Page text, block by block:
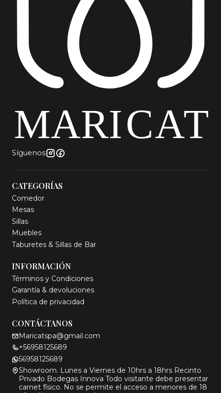
Síguenos
CATEGORÍAS
Comedor
Mesas
Sillas
Muebles
Taburetes & Sillas de Bar
INFORMACIÓN
Términos y Condiciones
Garantía & devoluciones
Política de privacidad
CONTÁCTANOS
Maricatspa@gmail.com
+56958125689
56958125689
Showroom. Lunes a Viernes de 10hrs a 18hrs Recinto
Privado Bodegas Innova Todo visitante debe presentar
carnet físico. No se permite el acceso a menores de 18